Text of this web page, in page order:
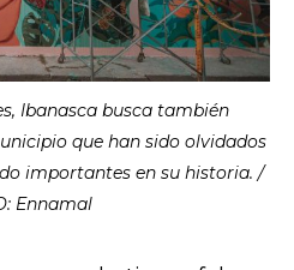
Ibanasca busca también
que han sido olvidados
importantes en su historia. /
Ennamal